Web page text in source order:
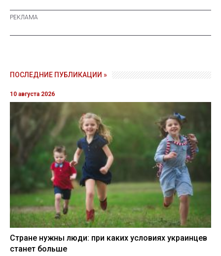
ПОСЛЕДНИЕ ПУБЛИКАЦИИ »
10 августа 2026
Стране нужны люди: при каких условиях украинцев
станет больше